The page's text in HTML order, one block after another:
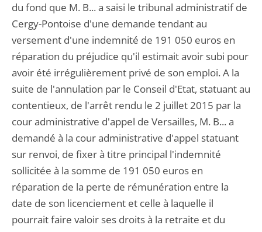
du fond que M. B... a saisi le tribunal administratif de
Cergy-Pontoise d'une demande tendant au
versement d'une indemnité de 191 050 euros en
réparation du préjudice qu'il estimait avoir subi pour
avoir été irrégulièrement privé de son emploi. A la
suite de l'annulation par le Conseil d'Etat, statuant au
contentieux, de l'arrêt rendu le 2 juillet 2015 par la
cour administrative d'appel de Versailles, M. B... a
demandé à la cour administrative d'appel statuant
sur renvoi, de fixer à titre principal l'indemnité
sollicitée à la somme de 191 050 euros en
réparation de la perte de rémunération entre la
date de son licenciement et celle à laquelle il
pourrait faire valoir ses droits à la retraite et du